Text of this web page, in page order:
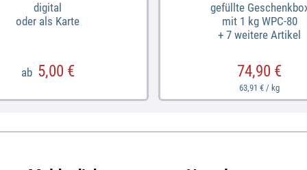
digital
oder als Karte
ab 5,00 €
gefüllte
mit 1 kg WPC-80
+ 7 weitere Artikel
74,90 €
63,91 € / kg